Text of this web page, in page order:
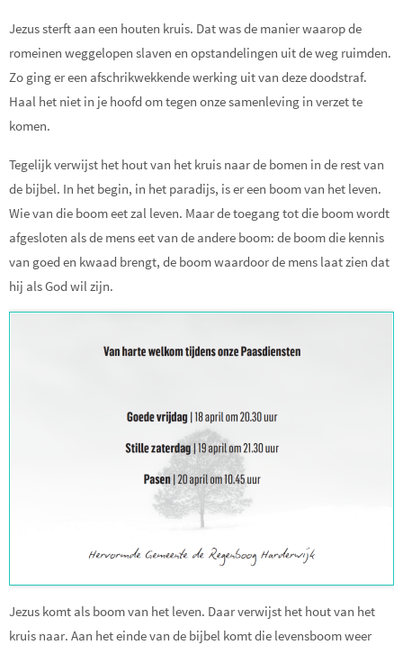
Jezus sterft aan een houten kruis. Dat was de manier waarop de
romeinen weggelopen slaven en opstandelingen uit de weg ruimden.
Zo ging er een afschrikwekkende werking uit van deze doodstraf.
Haal het niet in je hoofd om tegen onze samenleving in verzet te
komen.
Tegelijk verwijst het hout van het kruis naar de bomen in de rest van
de bijbel. In het begin, in het paradijs, is er een boom van het leven.
Wie van die boom eet zal leven. Maar de toegang tot die boom wordt
afgesloten als de mens eet van de andere boom: de boom die kennis
van goed en kwaad brengt, de boom waardoor de mens laat zien dat
hij als God wil zijn.
Jezus komt als boom van het leven. Daar verwijst het hout van het
kruis naar. Aan het einde van de bijbel komt die levensboom weer